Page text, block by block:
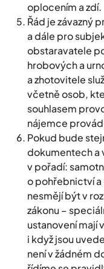
oplocením a zdí.
Řád je závazný
a dále pro
obstaravatele
hrobových a
a zhotovitele
včetně osob,
souhlasem
nájemce
Pokud bude
dokumentech a
v pořadí:
o pohřebnictví a
nesmějí být v
zákonu –
ustanovení mají
i když jsou
není v žádném